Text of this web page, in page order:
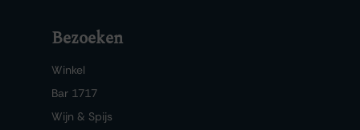
Bezoeken
Winkel
Bar 1717
Wijn & Spijs